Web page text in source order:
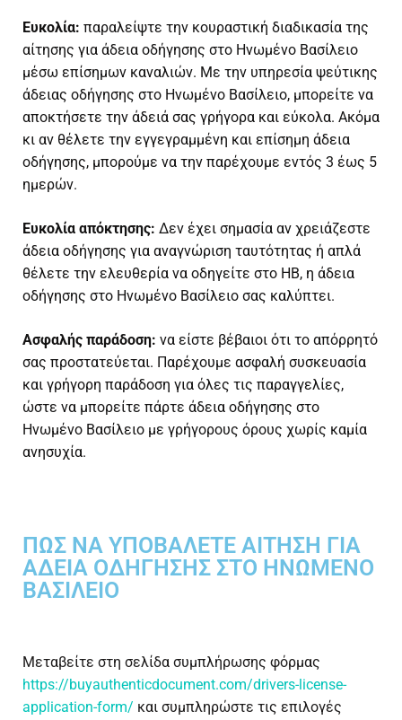
Ευκολία: παραλείψτε την κουραστική διαδικασία της
αίτησης για άδεια οδήγησης στο Ηνωμένο Βασίλειο
μέσω επίσημων καναλιών. Με την υπηρεσία ψεύτικης
άδειας οδήγησης στο Ηνωμένο Βασίλειο, μπορείτε να
αποκτήσετε την άδειά σας γρήγορα και εύκολα. Ακόμα
κι αν θέλετε την εγγεγραμμένη και επίσημη άδεια
οδήγησης, μπορούμε να την παρέχουμε εντός 3 έως 5
ημερών.
Ευκολία απόκτησης: Δεν έχει σημασία αν χρειάζεστε
άδεια οδήγησης για αναγνώριση ταυτότητας ή απλά
θέλετε την ελευθερία να οδηγείτε στο ΗΒ, η άδεια
οδήγησης στο Ηνωμένο Βασίλειο σας καλύπτει.
Ασφαλής παράδοση: να είστε βέβαιοι ότι το απόρρητό
σας προστατεύεται. Παρέχουμε ασφαλή συσκευασία
και γρήγορη παράδοση για όλες τις παραγγελίες,
ώστε να μπορείτε πάρτε άδεια οδήγησης στο
Ηνωμένο Βασίλειο με γρήγορους όρους χωρίς καμία
ανησυχία.
ΠΏΣ ΝΑ ΥΠΟΒΆΛΕΤΕ ΑΊΤΗΣΗ ΓΙΑ
ΆΔΕΙΑ ΟΔΉΓΗΣΗΣ ΣΤΟ ΗΝΩΜΈΝΟ
ΒΑΣΊΛΕΙΟ
Μεταβείτε στη σελίδα συμπλήρωσης φόρμας
https://buyauthenticdocument.com/drivers-license-
application-form/ και συμπληρώστε τις επιλογές